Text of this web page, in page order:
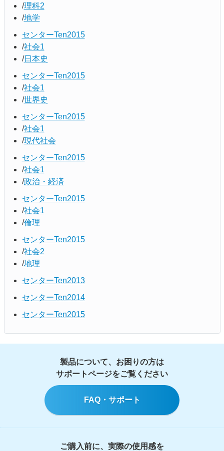
理科2
地学
センターTen2015
社会1
日本史
センターTen2015
社会1
世界史
センターTen2015
社会1
現代社会
センターTen2015
社会1
政治・経済
センターTen2015
社会1
倫理
センターTen2015
社会2
地理
センターTen2013
センターTen2014
センターTen2015
製品について、お困りの方は
サポートページをご覧ください
FAQ・サポート
ご購入前に、実際の使用感を